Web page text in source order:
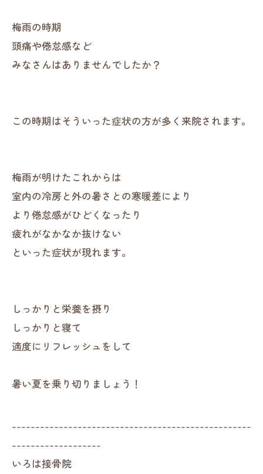
梅雨の時期
頭痛や倦怠感など
みなさんはありませんでしたか？
この時期はそういった症状の方が多く来院されます。
梅雨が明けたこれからは
室内の冷房と外の暑さとの寒暖差により
より倦怠感がひどくなったり
疲れがなかなか抜けない
といった症状が現れます。
しっかりと栄養を摂り
しっかりと寝て
適度にリフレッシュをして
暑い夏を乗り切りましょう！
---------------------------------------------------
-------------------
いろは接骨院